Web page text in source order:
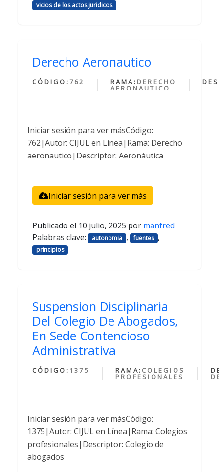
vicios de los actos juridicos
Derecho Aeronautico
CÓDIGO: 762 RAMA: DERECHO
AERONAUTICO
Iniciar sesión para ver másCódigo:
762|Autor: CIJUL en Línea|Rama: Derecho
aeronautico|Descriptor: Aeronáutica
Iniciar sesión para ver más
Publicado el 10 julio, 2025 por manfred
Palabras clave:
autonomia , fuentes ,
principios
Suspension Disciplinaria
Del Colegio De Abogados,
En Sede Contencioso
Administrativa
CÓDIGO: 1375 RAMA: COLEGIOS
PROFESIONALES
Iniciar sesión para ver másCódigo:
1375|Autor: CIJUL en Línea|Rama: Colegios
profesionales|Descriptor: Colegio de
abogados